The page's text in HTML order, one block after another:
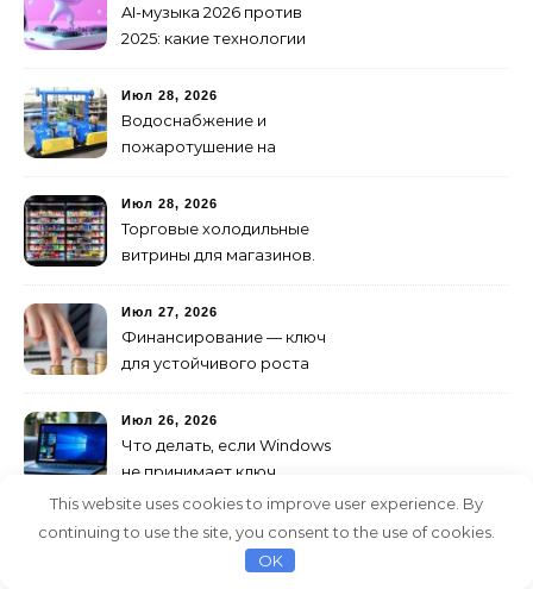
AI-музыка 2026 против
2025: какие технологии
создание клипов
изменилось навсегда
Июл 28, 2026
Водоснабжение и
пожаротушение на
оборудование
предусмотреть заранее
Июл 28, 2026
Торговые холодильные
витрины для магазинов.
Июл 27, 2026
Финансирование — ключ
для устойчивого роста
Июл 26, 2026
Что делать, если Windows
не принимает ключ
активации
Июл 23, 2026
Видеомэппинг и создание
мультимедийного
This website uses cookies to improve user experience. By
continuing to use the site, you consent to the use of cookies.
OK